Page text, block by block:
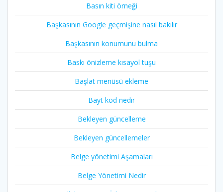
Basın kiti örneği
Başkasının Google geçmişine nasıl bakılır
Başkasının konumunu bulma
Baskı önizleme kısayol tuşu
Başlat menüsü ekleme
Bayt kod nedir
Bekleyen güncelleme
Bekleyen güncellemeler
Belge yönetimi Aşamaları
Belge Yönetimi Nedir